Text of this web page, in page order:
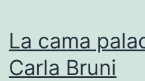
La cama
Carla Bruni